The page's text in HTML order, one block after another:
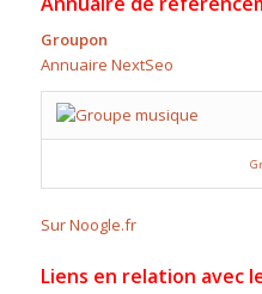
Groupon
Annuaire NextSeo
Sur Noogle.fr
Liens en relation avec